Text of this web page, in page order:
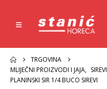
TRGOVINA
MLIJEČNI PROIZVODI I JAJA, SIREVI
PLANINSKI SIR 1/4 BUCO SIREVI